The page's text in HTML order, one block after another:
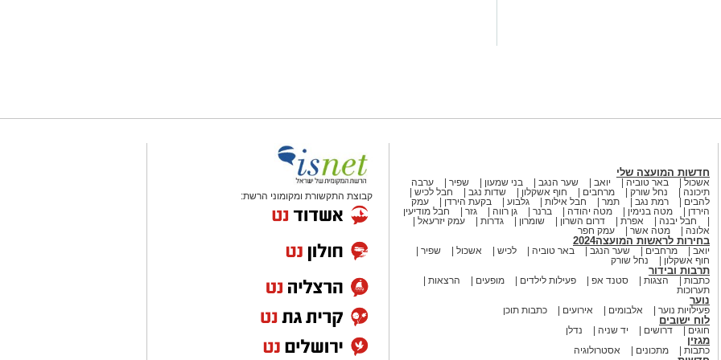
מטה יהודה. לצד שיפור
שיאפשר למשפחות רבות
ולבחור את ספק החשמל המתאים
אלי כהן, ולחברת החשמל
למען תושבי המועצה
בבשורה ללקוחות החברה ולמשק
צריכת החשמל, תקלות ברשת ועוד.
החשמל בשידרוג השרות, הגברת
חברת החשמל תמכה בה, ופעלה
חדשות המועצה שלי
אשכול באר טוביה יואב שער הנגב בני שמעון שפיר
ערבה
תיכונה
נחל שורק מרחבים חוף אשקלון שדות נגב
חבל לכיש
להבים
רמת נגב תמר חבל אילות גלבוע בקעת הירדן
עמק
הירדן
מטה בנימין מטה יהודה ברנר גן רווה גזר
חבל מודיעין
חבל יבנה
אפרת דרום השרון שומרון גדרות
עמק יזרעאל
אלונה
מטה אשר עמק חפר
בחירות לראשות המועצה2024
יואב מרחבים שער הנגב באר טוביה לכיש אשכול
שפיר
חוף אשקלון
נחל שורק
תרבות ובידור
כתבות הצגות סטנד אפ פעילות לילדים מופעים
הרצאות
תערוכות
נוער
פעילויות נוער אלבומים אירועים כתבות תוכן
לוח ישובים
חוגים דרושים יד שניה נדלן
מגזין
כתבות מתכונים אסטרולוגיה
קבוצת התקשורת ומקומוני הרשת: